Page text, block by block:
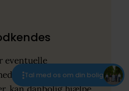
Tal med os om din bolig
eventuelle
sælgers